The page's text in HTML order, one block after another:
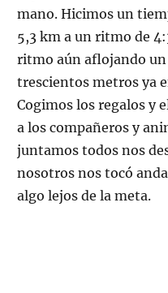
mano. Hicimos un
5,3 km a un ritmo de
ritmo aún aflojando un
trescientos metros ya
Cogimos los regalos y
a los compañeros y
juntamos todos nos
nosotros nos tocó
algo lejos de la meta.